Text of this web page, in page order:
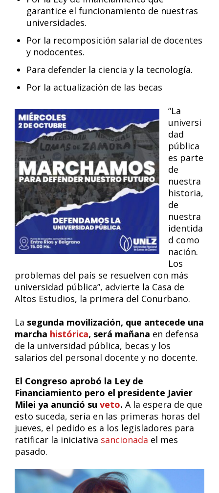
garantice el funcionamiento de nuestras
universidades.
Por la recomposición salarial de docentes
y nodocentes.
Para defender la ciencia y la tecnología.
Por la actualización de las becas
“La
universi
dad
pública
es parte
de
nuestra
historia,
de
nuestra
identida
d como
nación.
Los
problemas del país se resuelven con más
universidad pública”, advierte la Casa de
Altos Estudios, la primera del Conurbano.
La segunda movilización, que antecede una
marcha histórica, será mañana en defensa
de la universidad pública, becas y los
salarios del personal docente y no docente.
El Congreso aprobó la Ley de
Financiamiento pero el presidente Javier
Milei ya anunció su veto. A la espera de que
esto suceda, sería en las primeras horas del
jueves, el pedido es a los legisladores para
ratificar la iniciativa sancionada el mes
pasado.